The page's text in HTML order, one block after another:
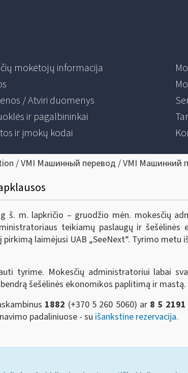
mokėtojų informacija
/ Atviri duomenys
ir pagalbininkai
ir įmokų kodai
/ VMI Машинный перевод / VMI Машинний
š. m. lapkričio – gruodžio mėn. mokesčių
teikiamų paslaugų ir šešėlinės
laimėjusi UAB „SeeNext“. Tyrimo
tyrime. Mokesčių administratoriui labai
šešėlinės ekonomikos paplitimą ir mastą.
1882 (+370 5 260 5060) ar 8 5
padaliniuose - su išankstine rezervacija.